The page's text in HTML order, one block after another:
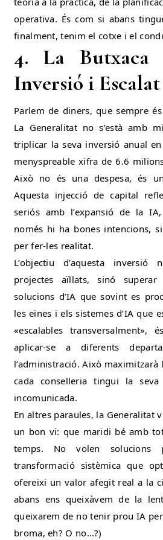
operativa. És com si abans
finalment, tenim el cotxe i el
4. La
Inversió i Escalat
Parlem de diners, que sempre
La Generalitat no s’està amb
triplicar la seva inversió anual
menyspreable xifra de 6.6
Això no és una despesa, és
Aquesta injecció de capital
seriós amb l’expansió de la
només hi ha bones intencions,
per fer-les realitat.
L’objectiu d’aquesta
projectes aïllats, sinó
solucions d’IA que sovint es
les eines i els sistemes d’IA que
«escalables
aplicar-se a diferents
l’administració. Això maximitzarà
cada conselleria tingui la
incomunicada.
En altres paraules, la Generalitat
un bon vi: que maridi bé amb
temps. No volen solucions
transformació sistèmica que
ofereixi un valor afegit real a la
abans ens queixàvem de la
queixarem de no tenir prou IA
broma, eh? O no…?)